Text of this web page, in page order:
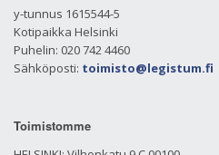
y-tunnus 1615544-5
Kotipaikka Helsinki
Puhelin: 020 742 4460
Sähköposti: toimisto@legistum.fi
Toimistomme